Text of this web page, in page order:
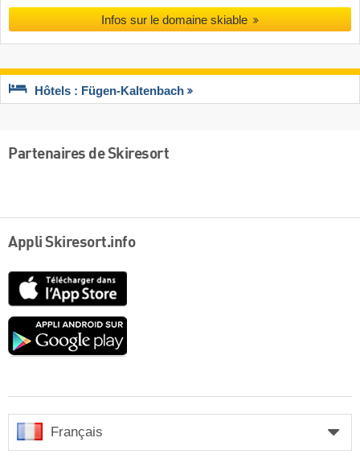
Infos sur le domaine skiable
Hôtels : Fügen-Kaltenbach
Partenaires de Skiresort
Appli Skiresort.info
Google
Français